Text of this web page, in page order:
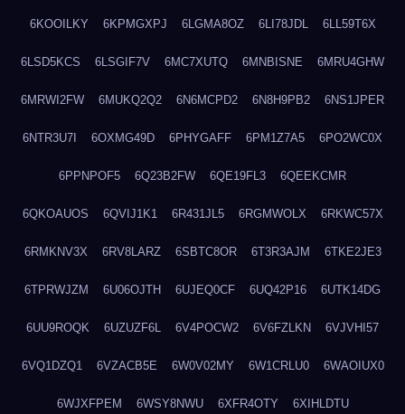
6KOOILKY 6KPMGXPJ 6LGMA8OZ 6LI78JDL 6LL59T6X
6LSD5KCS 6LSGIF7V 6MC7XUTQ 6MNBISNE 6MRU4GHW
6MRWI2FW 6MUKQ2Q2 6N6MCPD2 6N8H9PB2 6NS1JPER
6NTR3U7I 6OXMG49D 6PHYGAFF 6PM1Z7A5 6PO2WC0X
6PPNPOF5 6Q23B2FW 6QE19FL3 6QEEKCMR
6QKOAUOS 6QVIJ1K1 6R431JL5 6RGMWOLX 6RKWC57X
6RMKNV3X 6RV8LARZ 6SBTC8OR 6T3R3AJM 6TKE2JE3
6TPRWJZM 6U06OJTH 6UJEQ0CF 6UQ42P16 6UTK14DG
6UU9ROQK 6UZUZF6L 6V4POCW2 6V6FZLKN 6VJVHI57
6VQ1DZQ1 6VZACB5E 6W0V02MY 6W1CRLU0 6WAOIUX0
6WJXFPEM 6WSY8NWU 6XFR4OTY 6XIHLDTU